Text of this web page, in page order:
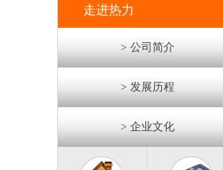
走进热力
> 公司简介
> 发展历程
> 企业文化